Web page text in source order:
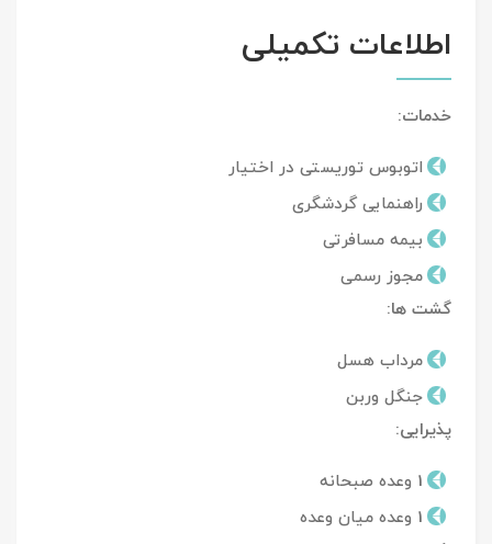
اطلاعات تکمیلی
خدمات:
اتوبوس توریستی در اختیار
راهنمایی گردشگری
بیمه مسافرتی
مجوز رسمی
گشت ها:
مرداب هسل
جنگل وربن
پذیرایی:
1 وعده صبحانه
1 وعده میان وعده